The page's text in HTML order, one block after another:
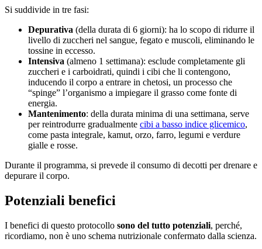
Si suddivide in tre fasi:
Depurativa (della durata di 6 giorni): ha lo scopo di ridurre il
livello di zuccheri nel sangue, fegato e muscoli, eliminando le
tossine in eccesso.
Intensiva (almeno 1 settimana): esclude completamente gli
zuccheri e i carboidrati, quindi i cibi che li contengono,
inducendo il corpo a entrare in chetosi, un processo che
“spinge” l’organismo a impiegare il grasso come fonte di
energia.
Mantenimento: della durata minima di una settimana, serve
per reintrodurre gradualmente cibi a basso indice glicemico,
come pasta integrale, kamut, orzo, farro, legumi e verdure
gialle e rosse.
Durante il programma, si prevede il consumo di decotti per drenare e
depurare il corpo.
Potenziali benefici
I benefici di questo protocollo sono del tutto potenziali, perché,
ricordiamo, non è uno schema nutrizionale confermato dalla scienza.